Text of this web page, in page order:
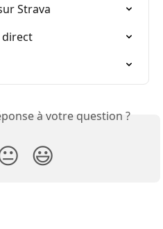
Strava
direct
à votre question ?
😃